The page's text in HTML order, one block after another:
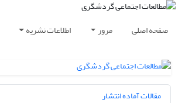
صفحه اصلی مرور اطلاعات نشریه
مقالات آماده انتشار